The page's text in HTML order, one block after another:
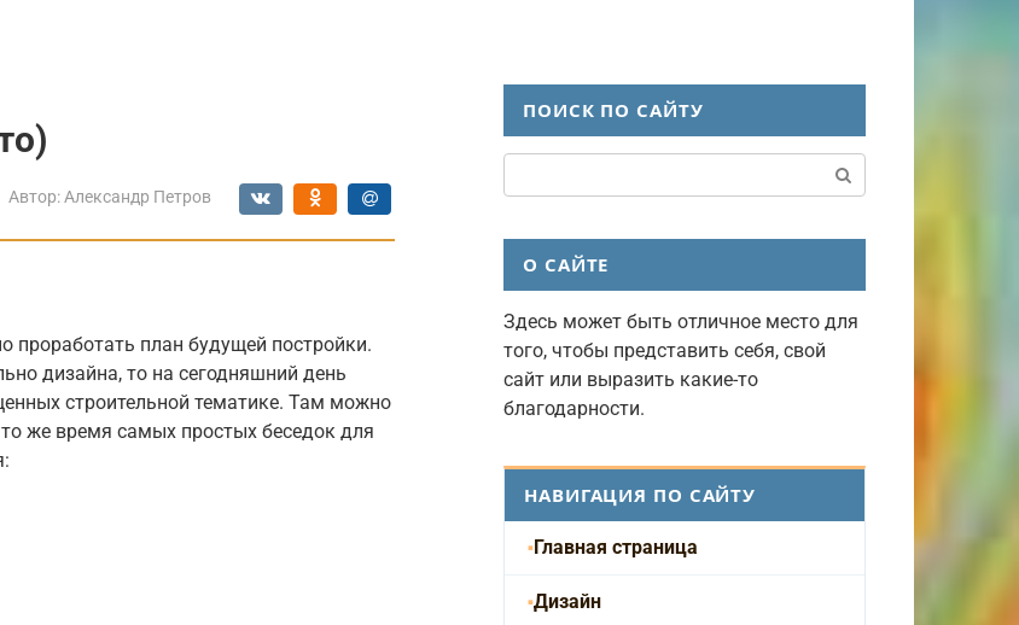
Автор: Александр Петров
проработать план будущей постройки.
дизайна, то на сегодняшний день
строительной тематике. Там можно
же время самых простых беседок для
ПОИСК ПО САЙТУ
О САЙТЕ
Здесь может быть отличное место для
того, чтобы представить себя, свой
сайт или выразить какие-то
благодарности.
НАВИГАЦИЯ ПО САЙТУ
Главная страница
Дизайн